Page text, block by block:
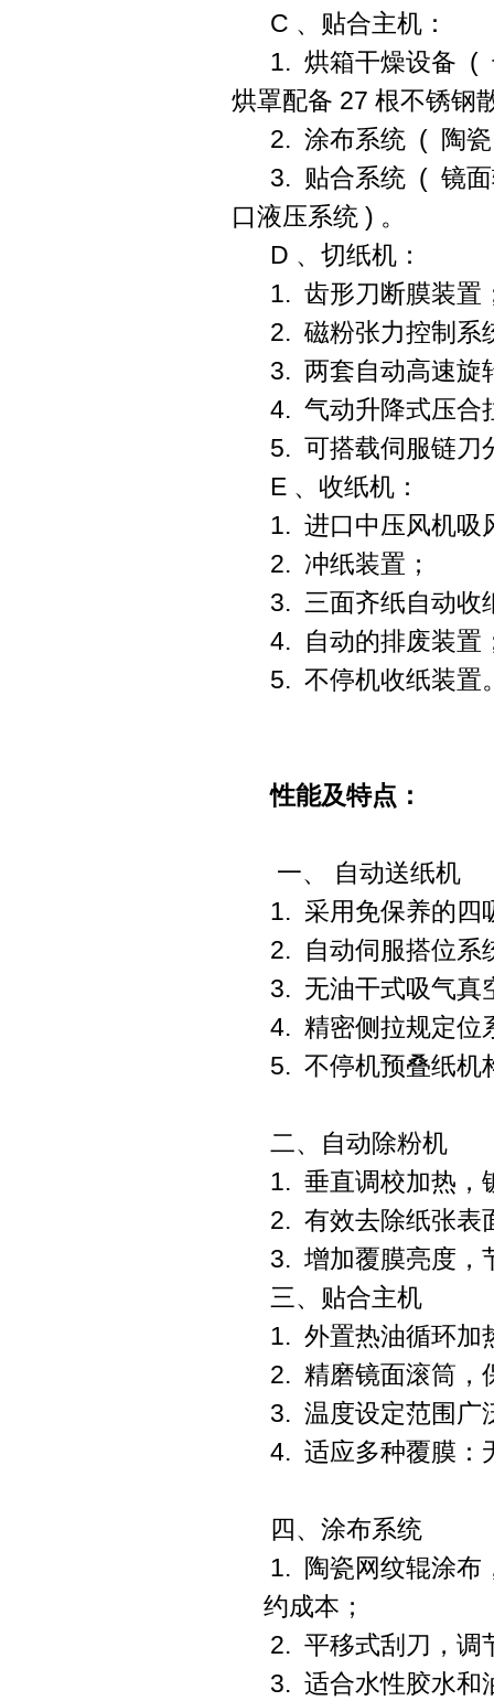
C 、贴合主机：
1. 烘箱干燥设备 (
烘罩配备 27 根不锈钢
2. 涂布系统 ( 陶
3. 贴合系统 ( 镜
口液压系统 ) 。
D 、切纸机：
1. 齿形刀断膜装置
2. 磁粉张力控制系
3. 两套自动高速旋
4. 气动升降式压合
5. 可搭载伺服链刀
E 、收纸机：
1. 进口中压风机吸
2. 冲纸装置；
3. 三面齐纸自动收
4.
自动的排废装置
5. 不停机收纸装置
性能及特点：
一、
自动送纸机
1. 采用免保养的四
2.
自动伺服搭位系
3. 无油干式吸气真
4. 精密侧拉规定位
5. 不停机预叠纸机
二、自动除粉机
1. 垂直调校加热，
2. 有效去除纸张表
3. 增加覆膜亮度，
三、贴合主机
1. 外置热油循环加
2. 精磨镜面滚筒，
3. 温度设定范围广
4. 适应多种覆膜：
四、涂布系统
1. 陶瓷网纹辊涂布
约成本；
2. 平移式刮刀，调
3. 适合水性胶水和